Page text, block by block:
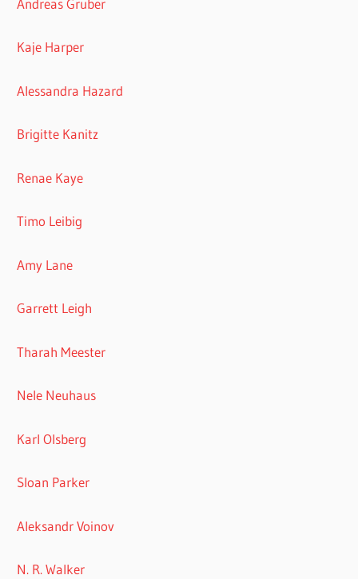
Andreas Gruber
Kaje Harper
Alessandra Hazard
Brigitte Kanitz
Renae Kaye
Timo Leibig
Amy Lane
Garrett Leigh
Tharah Meester
Nele Neuhaus
Karl Olsberg
Sloan Parker
Aleksandr Voinov
N. R. Walker